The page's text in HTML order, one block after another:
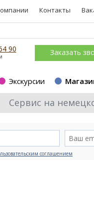
Контакты
90 Заказать
Экскурсии
Сервис на
соглашением